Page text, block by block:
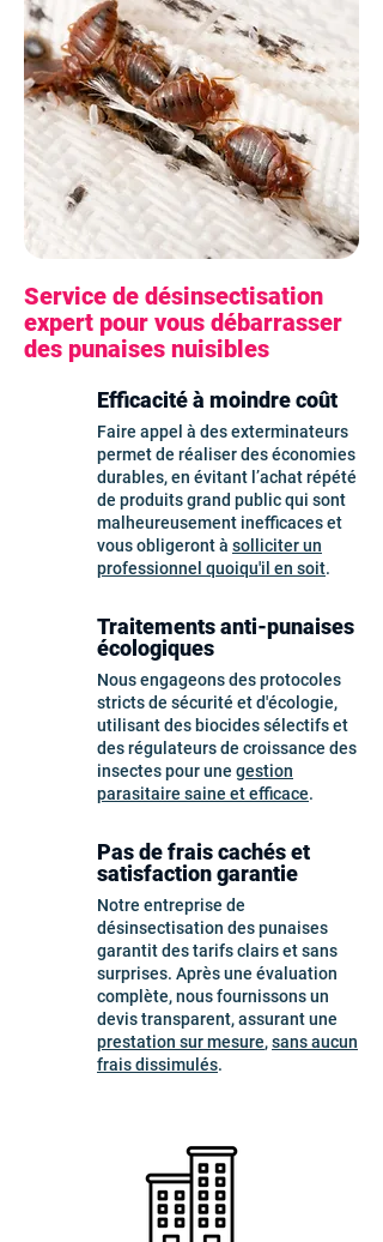
Service de désinsectisation
expert pour vous débarrasser
des punaises nuisibles
Efficacité à moindre coût
Faire appel à des exterminateurs
permet de réaliser des économies
durables, en évitant l’achat répété
de produits grand public qui sont
malheureusement inefficaces et
vous obligeront à solliciter un
professionnel quoiqu'il en soit.
Traitements anti-punaises
écologiques
Nous engageons des protocoles
stricts de sécurité et d'écologie,
utilisant des biocides sélectifs et
des régulateurs de croissance des
insectes pour une gestion
parasitaire saine et efficace.
Pas de frais cachés et
satisfaction garantie
Notre entreprise de
désinsectisation des punaises
garantit des tarifs clairs et sans
surprises. Après une évaluation
complète, nous fournissons un
devis transparent, assurant une
prestation sur mesure,sans aucun
frais dissimulés.